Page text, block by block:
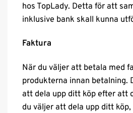
hos TopLady. Detta för att
inklusive bank skall kunna
Faktura
När du väljer att betala med
produkterna innan betalning.
att dela upp ditt köp efter att
du väljer att dela upp ditt